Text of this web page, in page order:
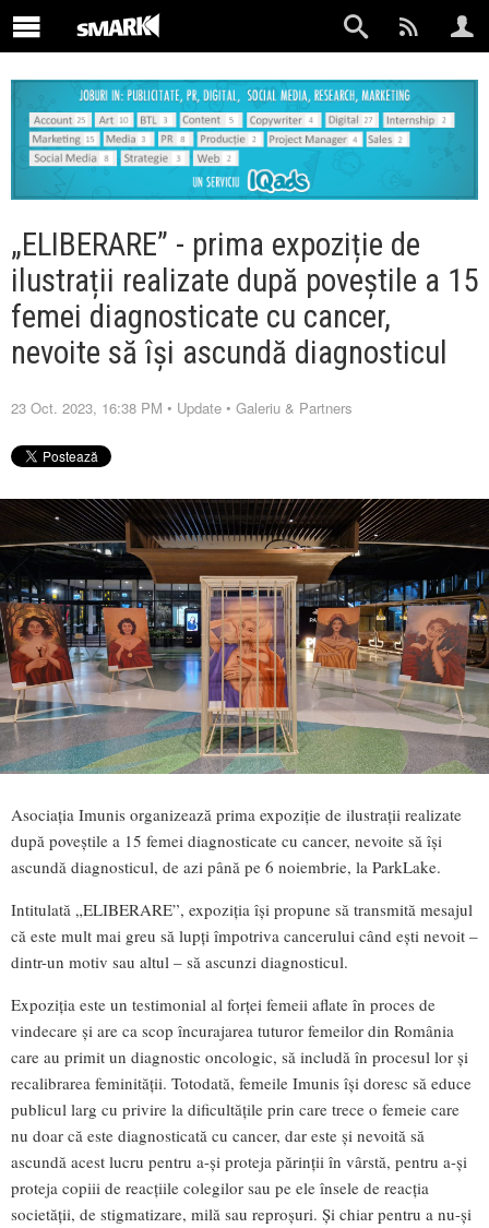
„ELIBERARE” - prima expoziție de
ilustrații realizate după poveștile a 15
femei diagnosticate cu cancer,
nevoite să își ascundă diagnosticul
23 Oct. 2023, 16:38 PM • Update • Galeriu & Partners
Asociația Imunis organizează prima expoziție de ilustrații realizate
după poveștile a 15 femei diagnosticate cu cancer, nevoite să își
ascundă diagnosticul, de azi până pe 6 noiembrie, la ParkLake.
Intitulată „ELIBERARE”, expoziția își propune să transmită mesajul
că este mult mai greu să lupți împotriva cancerului când ești nevoit –
dintr-un motiv sau altul – să ascunzi diagnosticul.
Expoziția este un testimonial al forței femeii aflate în proces de
vindecare și are ca scop încurajarea tuturor femeilor din România
care au primit un diagnostic oncologic, să includă în procesul lor și
recalibrarea feminității. Totodată, femeile Imunis își doresc să educe
publicul larg cu privire la dificultățile prin care trece o femeie care
nu doar că este diagnosticată cu cancer, dar este și nevoită să
ascundă acest lucru pentru a-și proteja părinții în vârstă, pentru a-și
proteja copiii de reacțiile colegilor sau pe ele însele de reacția
societății, de stigmatizare, milă sau reproșuri. Și chiar pentru a nu-și